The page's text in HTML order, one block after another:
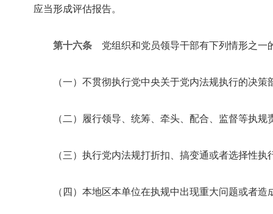
应当形成评估报告。
第十六条 党组织和党员领导干部有下列情形之一
（一）不贯彻执行党中央关于党内法规执行的决
（二）履行领导、统筹、牵头、配合、监督等执规
（三）执行党内法规打折扣、搞变通或者选择性执
（四）本地区本单位在执规中出现重大问题或者造